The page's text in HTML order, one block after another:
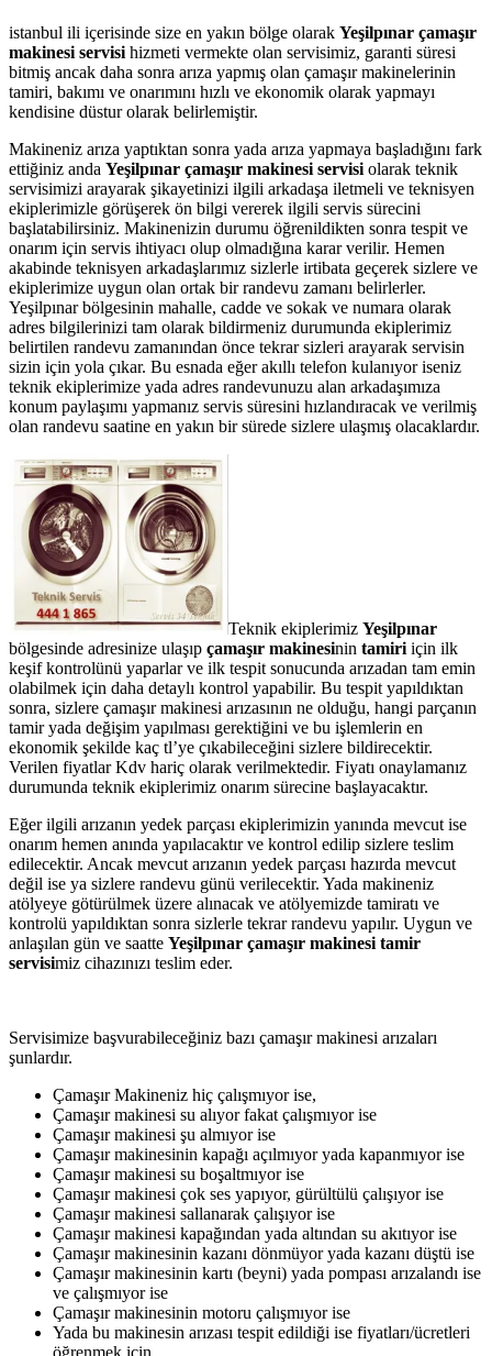
istanbul ili içerisinde size en yakın bölge olarak Yeşilpınar çamaşır
makinesi servisi hizmeti vermekte olan servisimiz, garanti süresi
bitmiş ancak daha sonra arıza yapmış olan çamaşır makinelerinin
tamiri, bakımı ve onarımını hızlı ve ekonomik olarak yapmayı
kendisine düstur olarak belirlemiştir.
Makineniz arıza yaptıktan sonra yada arıza yapmaya başladığını fark
ettiğiniz anda Yeşilpınar çamaşır makinesi servisi olarak teknik
servisimizi arayarak şikayetinizi ilgili arkadaşa iletmeli ve teknisyen
ekiplerimizle görüşerek ön bilgi vererek ilgili servis sürecini
başlatabilirsiniz. Makinenizin durumu öğrenildikten sonra tespit ve
onarım için servis ihtiyacı olup olmadığına karar verilir. Hemen
akabinde teknisyen arkadaşlarımız sizlerle irtibata geçerek sizlere ve
ekiplerimize uygun olan ortak bir randevu zamanı belirlerler.
Yeşilpınar bölgesinin mahalle, cadde ve sokak ve numara olarak
adres bilgilerinizi tam olarak bildirmeniz durumunda ekiplerimiz
belirtilen randevu zamanından önce tekrar sizleri arayarak servisin
sizin için yola çıkar. Bu esnada eğer akıllı telefon kulanıyor iseniz
teknik ekiplerimize yada adres randevunuzu alan arkadaşımıza
konum paylaşımı yapmanız servis süresini hızlandıracak ve verilmiş
olan randevu saatine en yakın bir sürede sizlere ulaşmış olacaklardır.
Teknik ekiplerimiz Yeşilpınar
bölgesinde adresinize ulaşıp çamaşır makinesinin tamiri için ilk
keşif kontrolünü yaparlar ve ilk tespit sonucunda arızadan tam emin
olabilmek için daha detaylı kontrol yapabilir. Bu tespit yapıldıktan
sonra, sizlere çamaşır makinesi arızasının ne olduğu, hangi parçanın
tamir yada değişim yapılması gerektiğini ve bu işlemlerin en
ekonomik şekilde kaç tl’ye çıkabileceğini sizlere bildirecektir.
Verilen fiyatlar Kdv hariç olarak verilmektedir. Fiyatı onaylamanız
durumunda teknik ekiplerimiz onarım sürecine başlayacaktır.
Eğer ilgili arızanın yedek parçası ekiplerimizin yanında mevcut ise
onarım hemen anında yapılacaktır ve kontrol edilip sizlere teslim
edilecektir. Ancak mevcut arızanın yedek parçası hazırda mevcut
değil ise ya sizlere randevu günü verilecektir. Yada makineniz
atölyeye götürülmek üzere alınacak ve atölyemizde tamiratı ve
kontrolü yapıldıktan sonra sizlerle tekrar randevu yapılır. Uygun ve
anlaşılan gün ve saatte Yeşilpınar çamaşır makinesi tamir
servisimiz cihazınızı teslim eder.
Servisimize başvurabileceğiniz bazı çamaşır makinesi arızaları
şunlardır.
Çamaşır Makineniz hiç çalışmıyor ise,
Çamaşır makinesi su alıyor fakat çalışmıyor ise
Çamaşır makinesi şu almıyor ise
Çamaşır makinesinin kapağı açılmıyor yada kapanmıyor ise
Çamaşır makinesi su boşaltmıyor ise
Çamaşır makinesi çok ses yapıyor, gürültülü çalışıyor ise
Çamaşır makinesi sallanarak çalışıyor ise
Çamaşır makinesi kapağından yada altından su akıtıyor ise
Çamaşır makinesinin kazanı dönmüyor yada kazanı düştü ise
Çamaşır makinesinin kartı (beyni) yada pompası arızalandı ise
ve çalışmıyor ise
Çamaşır makinesinin motoru çalışmıyor ise
Yada bu makinesin arızası tespit edildiği ise fiyatları/ücretleri
öğrenmek için